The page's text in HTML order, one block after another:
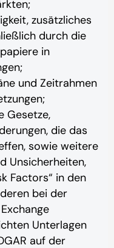
zusätzliches
durch die
in
und Zeitrahmen
Gesetze,
die das
sowie weitere
Unsicherheiten,
Factors“ in den
bei der
Unterlagen
auf der